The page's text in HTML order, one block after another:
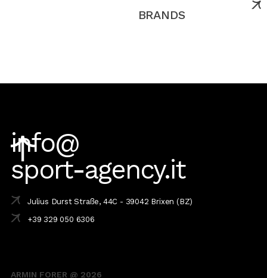
BRANDS
info@
sport-agency.it
Julius Durst Straße, 44C - 39042 Brixen (BZ)
+39 329 050 6306
ARMIN FORER @ 2026